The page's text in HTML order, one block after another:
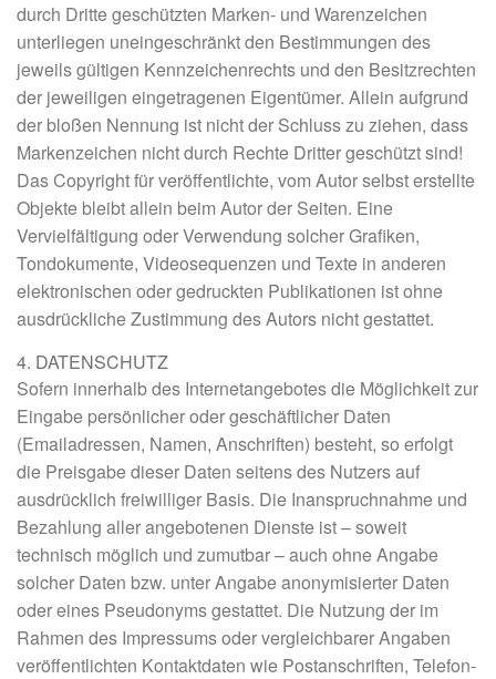
durch Dritte geschützten Marken- und Warenzeichen
unterliegen uneingeschränkt den Bestimmungen des
jeweils gültigen Kennzeichenrechts und den Besitzrechten
der jeweiligen eingetragenen Eigentümer. Allein aufgrund
der bloßen Nennung ist nicht der Schluss zu ziehen, dass
Markenzeichen nicht durch Rechte Dritter geschützt sind!
Das Copyright für veröffentlichte, vom Autor selbst erstellte
Objekte bleibt allein beim Autor der Seiten. Eine
Vervielfältigung oder Verwendung solcher Grafiken,
Tondokumente, Videosequenzen und Texte in anderen
elektronischen oder gedruckten Publikationen ist ohne
ausdrückliche Zustimmung des Autors nicht gestattet.
4. DATENSCHUTZ
Sofern innerhalb des Internetangebotes die Möglichkeit zur
Eingabe persönlicher oder geschäftlicher Daten
(Emailadressen, Namen, Anschriften) besteht, so erfolgt
die Preisgabe dieser Daten seitens des Nutzers auf
ausdrücklich freiwilliger Basis. Die Inanspruchnahme und
Bezahlung aller angebotenen Dienste ist – soweit
technisch möglich und zumutbar – auch ohne Angabe
solcher Daten bzw. unter Angabe anonymisierter Daten
oder eines Pseudonyms gestattet. Die Nutzung der im
Rahmen des Impressums oder vergleichbarer Angaben
veröffentlichten Kontaktdaten wie Postanschriften, Telefon-